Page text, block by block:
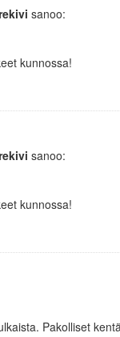
sanoo:
kunnossa!
sanoo:
kunnossa!
Pakolliset